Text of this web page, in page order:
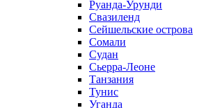
Руанда-Урунди
Свазиленд
Сейшельские острова
Сомали
Судан
Сьерра-Леоне
Танзания
Тунис
Уганда